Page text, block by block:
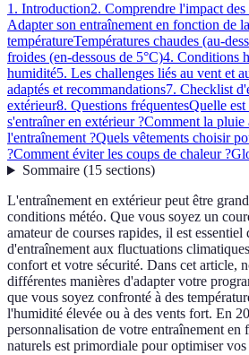
1. Introduction2. Comprendre l'impact
Adapter son entraînement en fonction de la
températureTempératures chaudes (au-
froides (en-dessous de 5°C)4. Conditions
humidité5. Les challenges liés au vent et
adaptés et recommandations7. Checklist
extérieur8. Questions fréquentesQuelle
s'entraîner en extérieur ?Comment la pluie
l'entraînement ?Quels vêtements choisir
?Comment éviter les coups de chaleur ?
Sommaire(15 sections)
L'entraînement en extérieur peut être
conditions météo. Que vous soyez un
amateur de courses rapides, il est
d'entraînement aux fluctuations
confort et votre sécurité. Dans cet article,
différentes manières d'adapter votre
que vous soyez confronté à des
l'humidité élevée ou à des vents fort. En
personnalisation de votre entraînement en
naturels est primordiale pour optimiser vos